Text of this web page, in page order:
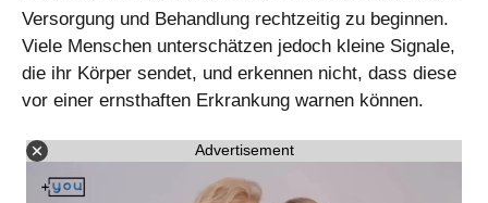
Versorgung und Behandlung rechtzeitig zu beginnen.
Viele Menschen unterschätzen jedoch kleine Signale,
die ihr Körper sendet, und erkennen nicht, dass diese
vor einer ernsthaften Erkrankung warnen können.
Advertisement